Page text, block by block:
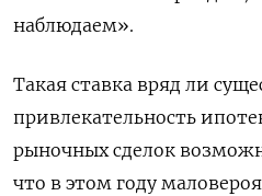
наблюдаем».
Такая ставка вряд ли
привлекательность
рыночных сделок
что в этом году